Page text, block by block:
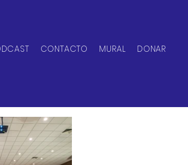
CONTACTO MURAL DONAR